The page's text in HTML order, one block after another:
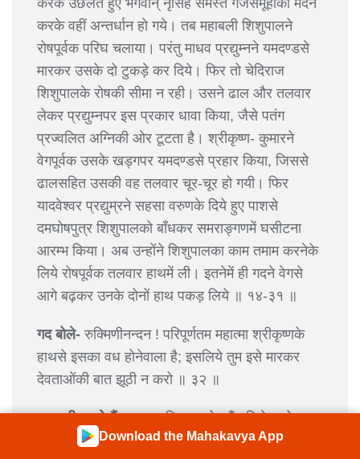
करके उछलते हुए भगवान् नृसिंह समस्त गजसमूहोंका मर्दन
करके वहीं अन्तर्धान हो गये। तब महाबली शिशुपालने
रोषपूर्वक परिघ चलाया। परंतु माधव प्रद्युम्नने यमदण्डसे
मारकर उसके दो टुकड़े कर दिये। फिर तो चेदिराज
शिशुपालके रोषकी सीमा न रही। उसने ढाल और तलवार
लेकर प्रद्युम्नपर इस प्रकार धावा किया, जैसे पतंग
प्रज्वलित अग्निकी ओर टूटता है। श्रीकृष्ण- कुमारने
वेगपूर्वक उसके खड्गपर यमदण्डसे प्रहार किया, जिससे
ढालसहित उसकी वह तलवार चूर-चूर हो गयी। फिर
यादवेश्वर प्रद्युम्रने सहसा वरुणके दिये हुए पाशसे
दमघोषपुत्र शिशुपालको बाँधकर समराङ्गणमें घसीटना
आरम्भ किया। अब उन्होंने शिशुपालका काम तमाम करनेके
लिये रोषपूर्वक तलवार हाथमें ली। इतनेमें ही गदने वेगसे
आगे बढ़कर उनके दोनों हाथ पकड़ लिये ॥ १४-३१ ॥
गद बोले- रुक्मिणीनन्दन ! परिपूर्णतम महात्मा श्रीकृष्णके
हाथसे इसका वध होनेवाला है; इसलिये तुम इसे मारकर
देवताओंकी बात झूठी न करो ॥ ३२ ॥
नारदजी कहते हैं-राजन् ! शिशुपालके बाँध लिये जानेपर
बड़ा भारी कोलाहल मचा। उस समय चेदिराज दमघोष भेंट
Download the Mahakavya App